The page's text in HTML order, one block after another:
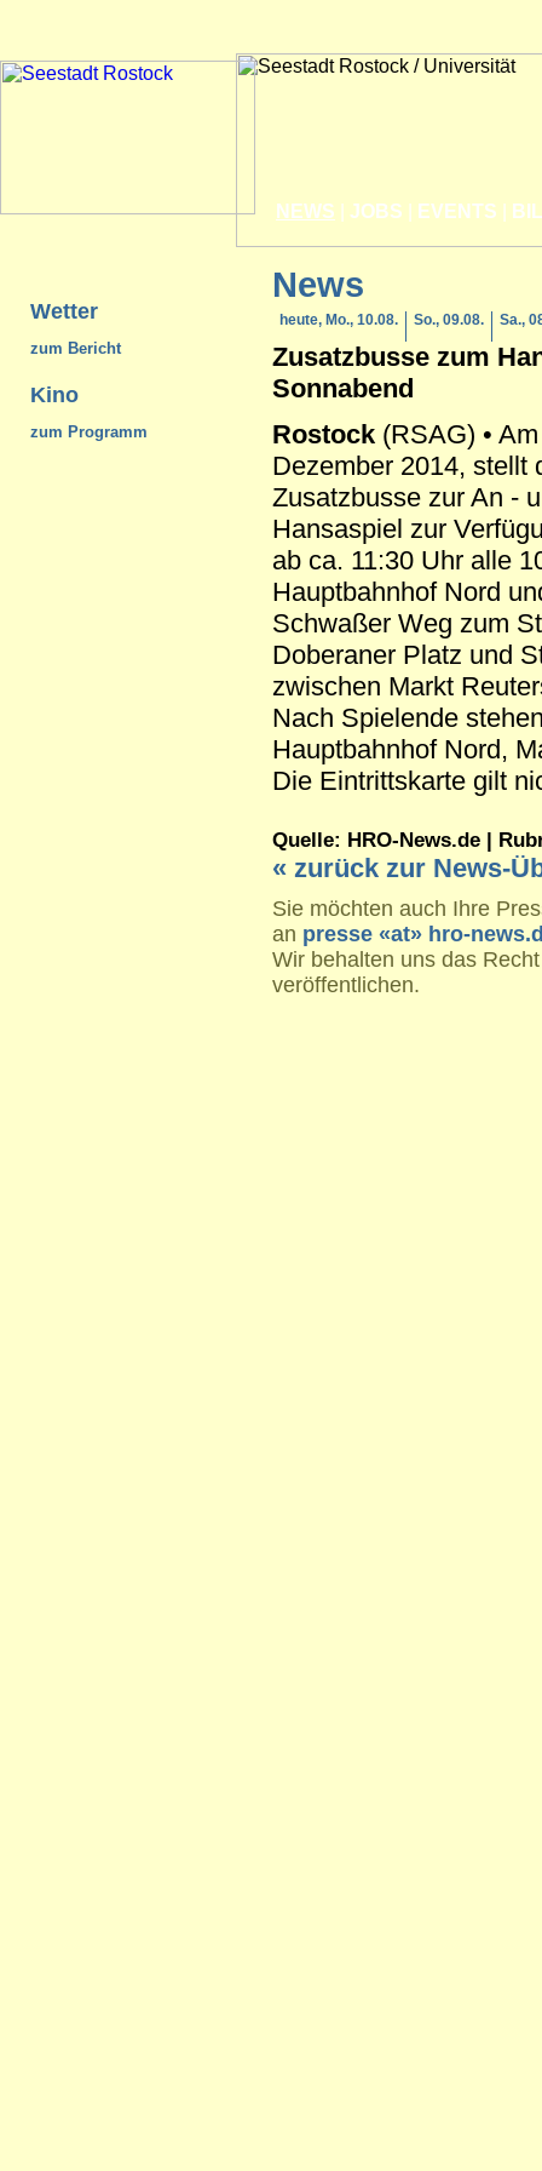
NEWS JOBS EVENTS
Wetter
zum Bericht
Kino
zum Programm
News
heute, Mo., 10.08. So., 09.08. Sa.,
Zusatzbusse zum
Sonnabend
Rostock (RSAG) •
Dezember 2014, stellt
Zusatzbusse zur An -
Hansaspiel zur
ab ca. 11:30 Uhr alle
Hauptbahnhof Nord
Schwaßer Weg zum
Doberaner Platz und
zwischen Markt
Nach Spielende
Hauptbahnhof Nord,
Die Eintrittskarte gilt
Quelle: HRO-News.de |
« zurück zur News-
Sie möchten auch Ihre
an presse «at» hro-
Wir behalten uns das
veröffentlichen.